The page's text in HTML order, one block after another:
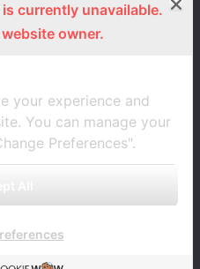
Cafe
หารอินทรีย์
currently unavailable.
owner.
your experience and
You can manage your
Preferences".